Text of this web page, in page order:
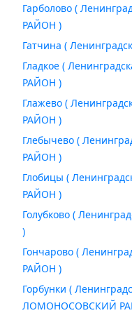
Гарболово (
РАЙОН )
Гатчина (
Гладкое (
РАЙОН )
Глажево (
РАЙОН )
Глебычево (
РАЙОН )
Глобицы (
РАЙОН )
Голубково (
)
Гончарово (
РАЙОН )
Горбунки (
ЛОМОНОСОВСКИЙ